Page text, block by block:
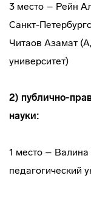
3 место – Рейн
Санкт-
Читаов Азамат
университет)
2) публично-
науки:
1 место – Валина
педагогический